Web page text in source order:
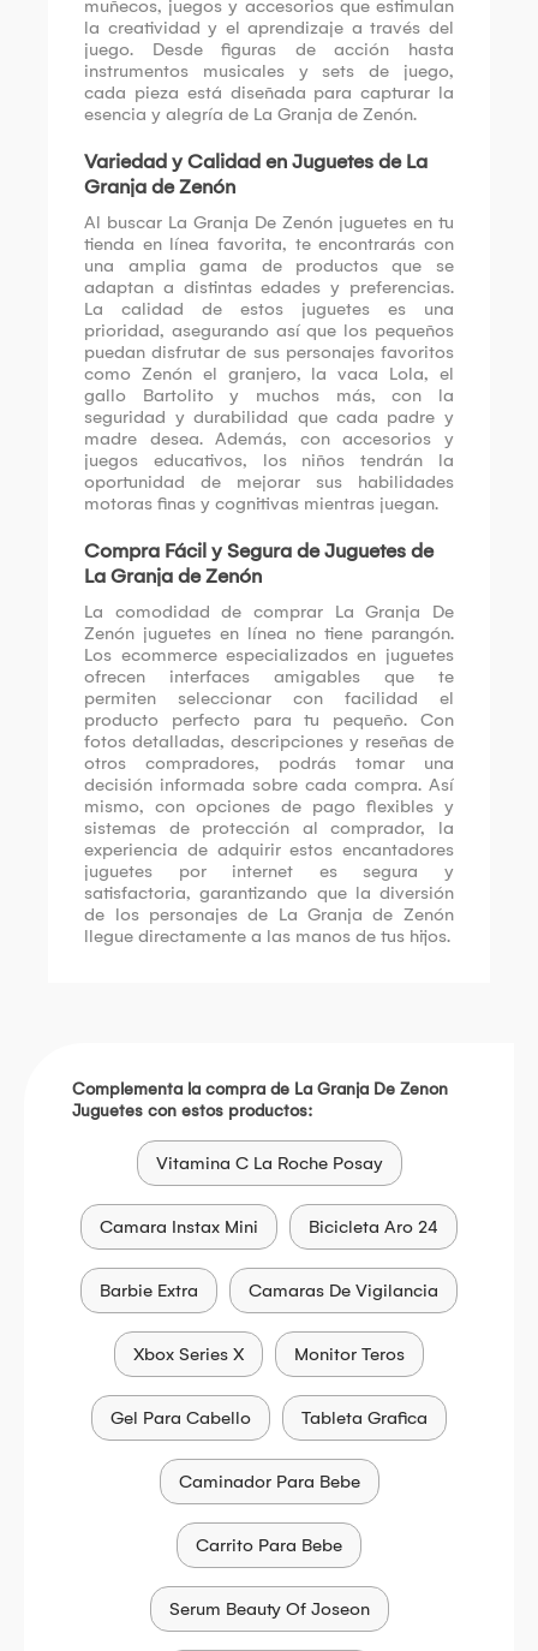
muñecos, juegos y accesorios que estimulan
la creatividad y el aprendizaje a través del
juego. Desde figuras de acción hasta
instrumentos musicales y sets de juego,
cada pieza está diseñada para capturar la
esencia y alegría de La Granja de Zenón.
Variedad y Calidad en Juguetes de La
Granja de Zenón
Al buscar La Granja De Zenón juguetes en tu
tienda en línea favorita, te encontrarás con
una amplia gama de productos que se
adaptan a distintas edades y preferencias.
La calidad de estos juguetes es una
prioridad, asegurando así que los pequeños
puedan disfrutar de sus personajes favoritos
como Zenón el granjero, la vaca Lola, el
gallo Bartolito y muchos más, con la
seguridad y durabilidad que cada padre y
madre desea. Además, con accesorios y
juegos educativos, los niños tendrán la
oportunidad de mejorar sus habilidades
motoras finas y cognitivas mientras juegan.
Compra Fácil y Segura de Juguetes de
La Granja de Zenón
La comodidad de comprar La Granja De
Zenón juguetes en línea no tiene parangón.
Los ecommerce especializados en juguetes
ofrecen interfaces amigables que te
permiten seleccionar con facilidad el
producto perfecto para tu pequeño. Con
fotos detalladas, descripciones y reseñas de
otros compradores, podrás tomar una
decisión informada sobre cada compra. Así
mismo, con opciones de pago flexibles y
sistemas de protección al comprador, la
experiencia de adquirir estos encantadores
juguetes por internet es segura y
satisfactoria, garantizando que la diversión
de los personajes de La Granja de Zenón
llegue directamente a las manos de tus hijos.
Complementa la compra de La Granja De Zenon
Juguetes con estos productos:
Vitamina C La Roche Posay
Camara Instax Mini Bicicleta Aro 24
Barbie Extra Camaras De Vigilancia
Xbox Series X Monitor Teros
Gel Para Cabello Tableta Grafica
Caminador Para Bebe
Carrito Para Bebe
Serum Beauty Of Joseon